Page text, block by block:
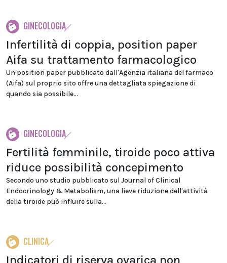
GINECOLOGIA
Infertilità di coppia, position paper
Aifa su trattamento farmacologico
Un position paper pubblicato dall'Agenzia italiana del farmaco
(Aifa) sul proprio sito offre una dettagliata spiegazione di
quando sia possibile...
GINECOLOGIA
Fertilità femminile, tiroide poco attiva
riduce possibilità concepimento
Secondo uno studio pubblicato sul Journal of Clinical
Endocrinology & Metabolism, una lieve riduzione dell'attività
della tiroide può influire sulla...
CLINICA
Indicatori di riserva ovarica non